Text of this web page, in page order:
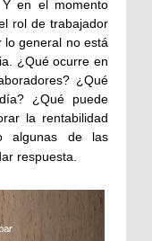
en el momento
rol de trabajador
lo general no está
¿Qué ocurre en
¿Qué
¿Qué puede
la rentabilidad
algunas de las
respuesta.